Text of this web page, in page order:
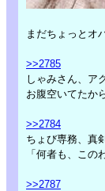
まだちょっとオ
>>2785
しゃみさん、ア
お腹空いてたか
>>2784
ちょび専務、真
「何者も、この
>>2787